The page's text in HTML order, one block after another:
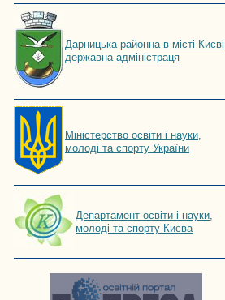
Дарницька районна в місті Києві
державна адміністраця
Мiнiстерство освiти і науки,
молоді та спорту України
Департамент освіти і науки,
молоді та спорту Києва